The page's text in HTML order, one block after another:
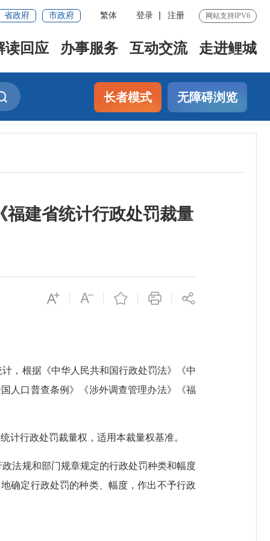
省政府 市政府 繁体 登录 注册 网站支持IPV6
读回应 办事服务 互动交流 走进鲤城
长者模式 无障碍浏览
建省统计行政处罚裁量
，根据《中华人民共和国行政处罚法》《中
人口普查条例》《涉外调查管理办法》《福
行政处罚裁量权，适用本裁量权基准。
法规和部门规章规定的行政处罚种类和幅度
确定行政处罚的种类、幅度，作出不予行政